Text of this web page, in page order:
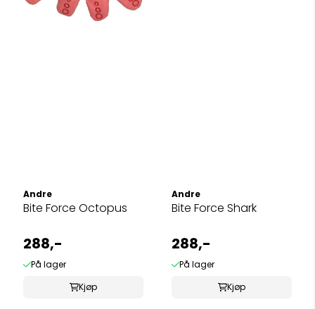
Andre
Bite Force Octopus
288,-
På lager
Kjøp
Andre
Bite Force Shark
288,-
På lager
Kjøp